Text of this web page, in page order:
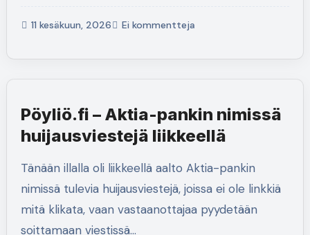
11 kesäkuun, 2026 Ei kommentteja
Pöyliö.fi – Aktia-pankin nimissä
huijausviestejä liikkeellä
Tänään illalla oli liikkeellä aalto Aktia-pankin
nimissä tulevia huijausviestejä, joissa ei ole linkkiä
mitä klikata, vaan vastaanottajaa pyydetään
soittamaan viestissä…